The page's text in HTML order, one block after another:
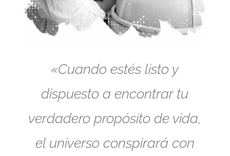
«Cuando estés listo y
dispuesto a encontrar tu
verdadero propósito de vida,
el universo conspirará con